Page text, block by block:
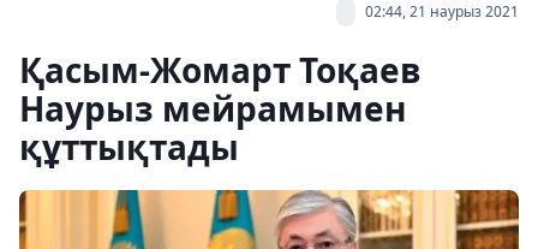
02:44, 21 наурыз 2021
Қасым-Жомарт Тоқаев
Наурыз мейрамымен
құттықтады